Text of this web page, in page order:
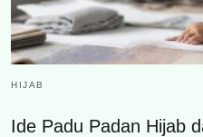
HIJAB
Ide Padu Padan Hijab